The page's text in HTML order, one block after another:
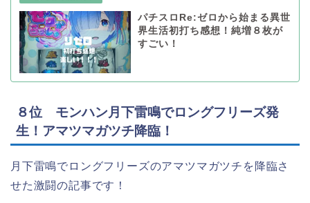
パチスロRe:ゼロから始まる異世
界生活初打ち感想！純増８枚が
すごい！
８位 モンハン月下雷鳴でロングフリーズ発
生！アマツマガツチ降臨！
月下雷鳴でロングフリーズのアマツマガツチを降臨さ
せた激闘の記事です！